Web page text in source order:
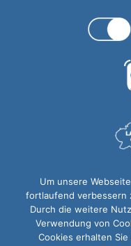
Um unsere
fortlaufend verbessern
Durch die weitere
Verwendung von
Cookies erhalten